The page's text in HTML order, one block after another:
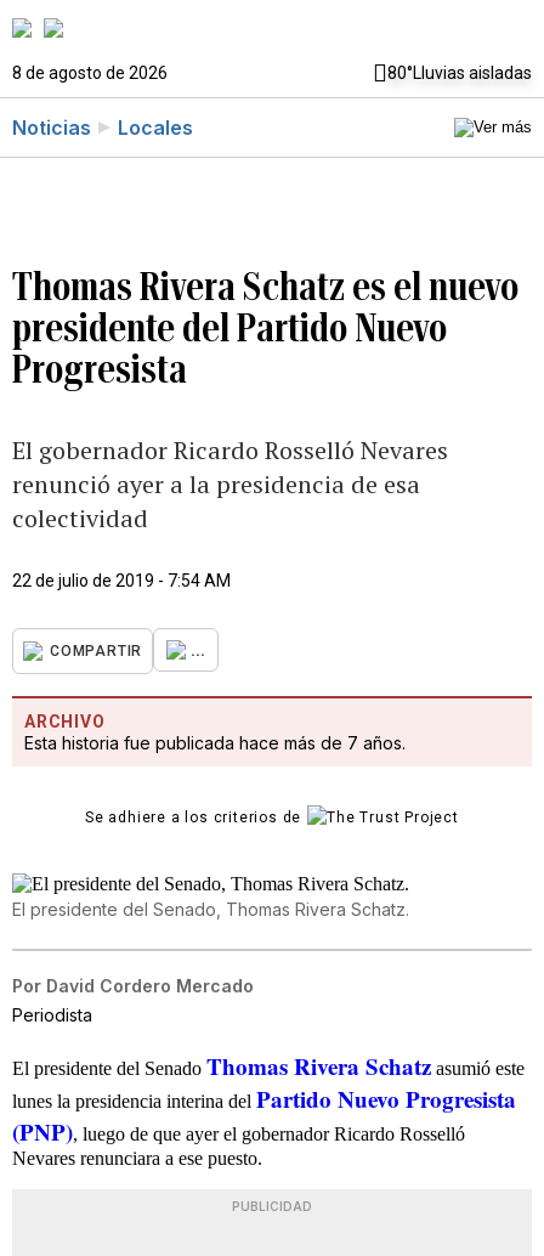
8 de agosto de 2026 80°Lluvias aisladas
Noticias Locales
Thomas Rivera Schatz es el nuevo
presidente del Partido Nuevo
Progresista
El gobernador Ricardo Rosselló Nevares
renunció ayer a la presidencia de esa
colectividad
22 de julio de 2019 - 7:54 AM
COMPARTIR ...
ARCHIVO
Esta historia fue publicada hace más de 7 años.
Se adhiere a los criterios de
El presidente del Senado, Thomas Rivera Schatz.
Por David Cordero Mercado
Periodista
El presidente del Senado Thomas Rivera Schatz asumió este
lunes la presidencia interina del Partido Nuevo Progresista
(PNP), luego de que ayer el gobernador Ricardo Rosselló
Nevares renunciara a ese puesto.
PUBLICIDAD